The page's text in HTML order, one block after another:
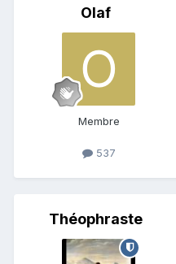
Olaf
Membre
537
Théophraste